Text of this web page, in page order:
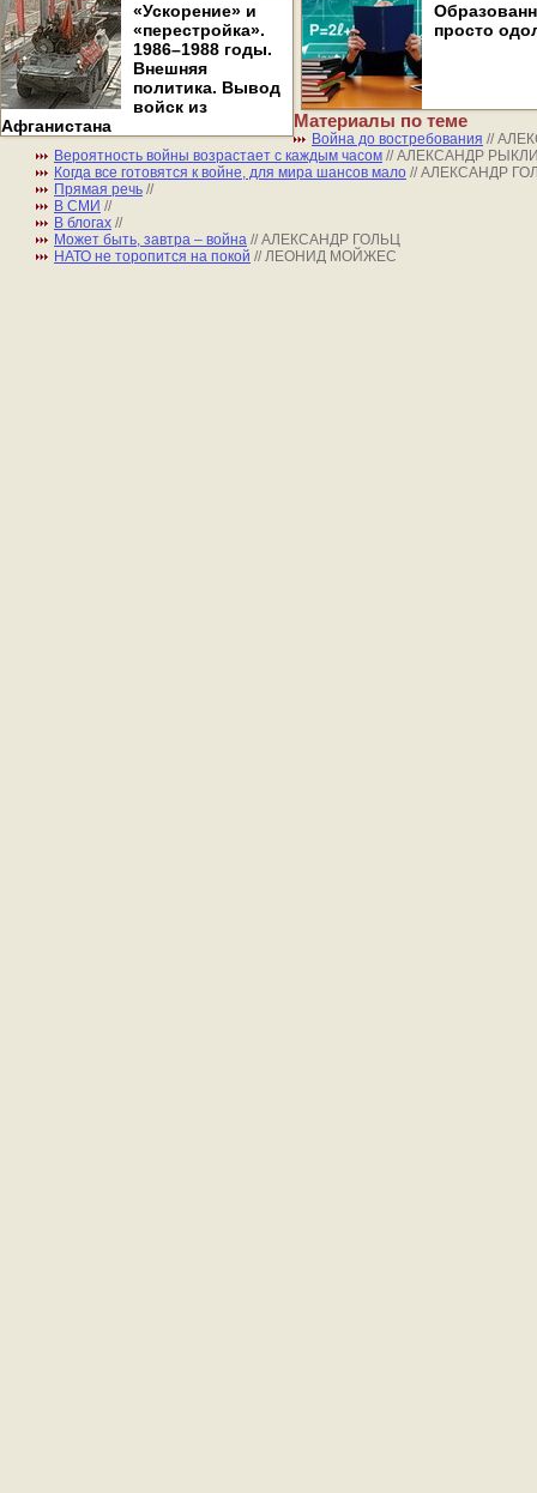
«Ускорение» и
«перестройка».
1986–1988 годы.
Внешняя
политика. Вывод
войск из
Афганистана
просто
Материалы по теме
Война до востребования //
Вероятность войны возрастает с каждым часом // АЛЕКСАНДР
Когда все готовятся к войне, для мира шансов мало // АЛЕКСАНДР
Прямая речь //
В СМИ //
В блогах //
Может быть, завтра – война // АЛЕКСАНДР ГОЛЬЦ
НАТО не торопится на покой // ЛЕОНИД МОЙЖЕС